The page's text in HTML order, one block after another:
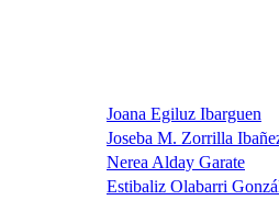
Joana Egiluz Ibarguen
Joseba M. Zorrilla
Nerea Alday Garate
Estibaliz Olabarri